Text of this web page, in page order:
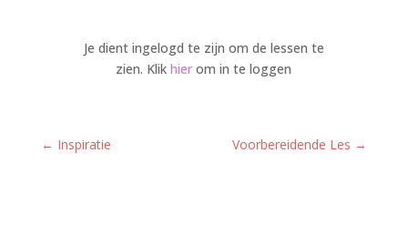
Je dient ingelogd te zijn om de lessen te
zien. Klikhier om in te loggen
← Inspiratie Voorbereidende Les →